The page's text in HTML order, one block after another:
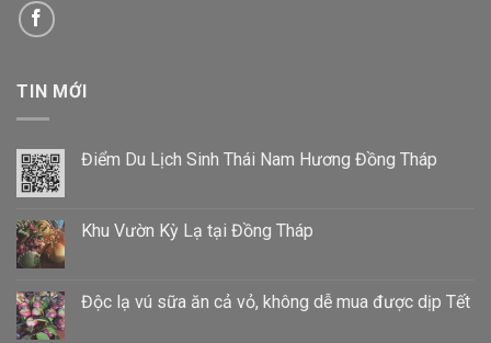
TIN MỚI
Điểm Du Lịch Sinh Thái Nam Hương Đồng Tháp
Khu Vườn Kỳ Lạ tại Đồng Tháp
Độc lạ vú sữa ăn cả vỏ, không dễ mua được dịp Tết